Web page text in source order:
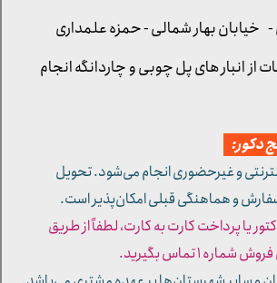
- خیابان بهار شمالی - حمزه علمداری
دکور:
و غیرحضوری انجام می‌شود. تحویل
و هماهنگی قبلی امکان‌پذیر است.
یا پرداخت کارت به کارت، لطفاً از طریق
۱ تماس بگیرید.
از انبار های پل چوبی و چاردانگه انجام